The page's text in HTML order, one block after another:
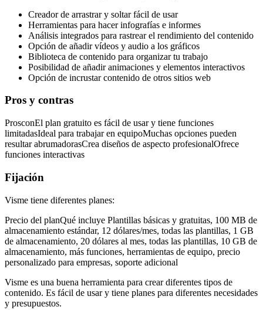
Creador de arrastrar y soltar fácil de usar
Herramientas para hacer infografías e informes
Análisis integrados para rastrear el rendimiento del contenido
Opción de añadir vídeos y audio a los gráficos
Biblioteca de contenido para organizar tu trabajo
Posibilidad de añadir animaciones y elementos interactivos
Opción de incrustar contenido de otros sitios web
Pros y contras
ProsconEl plan gratuito es fácil de usar y tiene funciones
limitadasIdeal para trabajar en equipoMuchas opciones pueden
resultar abrumadorasCrea diseños de aspecto profesionalOfrece
funciones interactivas
Fijación
Visme tiene diferentes planes:
Precio del planQué incluye Plantillas básicas y gratuitas, 100 MB de
almacenamiento estándar, 12 dólares/mes, todas las plantillas, 1 GB
de almacenamiento, 20 dólares al mes, todas las plantillas, 10 GB de
almacenamiento, más funciones, herramientas de equipo, precio
personalizado para empresas, soporte adicional
Visme es una buena herramienta para crear diferentes tipos de
contenido. Es fácil de usar y tiene planes para diferentes necesidades
y presupuestos.